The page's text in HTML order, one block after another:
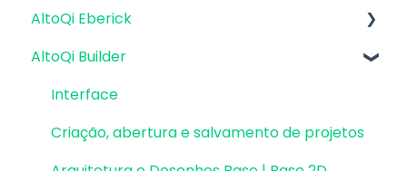
EID | Em migração
Versões anteriores
Atualizações AltoQi Builder
Atualizações AltoQi Visus
Atualizações AltoQi Visus Cost Management
Atualizações AltoQi Visus Collab
Preparação da Arquitetura
Interoperabilidade BIM
Colaboração BIM
Exportação e Importação de Modelos 3D
AltoQi Eberick
Interface
Criação, abertura e salvamento de projetos
Pavimentos e níveis intermediários
AltoQi Builder
Interface
Criação, abertura e salvamento de projetos